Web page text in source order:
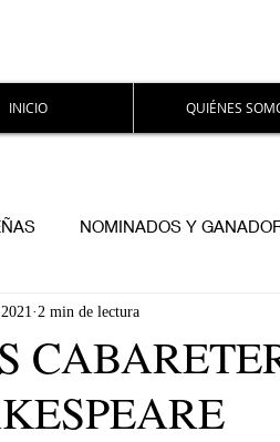
INICIO QUIÉNES
NOMINADOS Y
2 min de lectura